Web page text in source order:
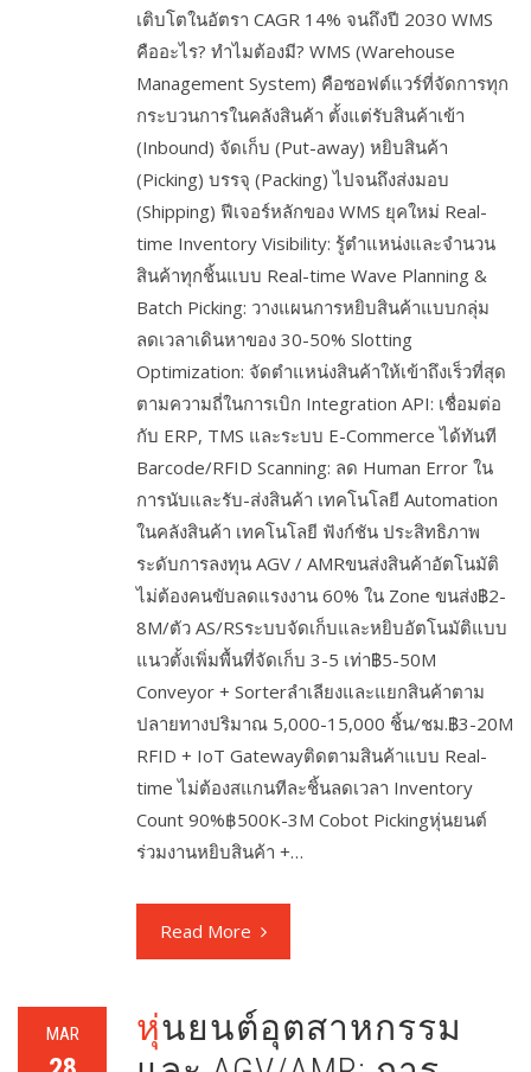
เติบโตในอัตรา CAGR 14% จนถึงปี 2030 WMS
คืออะไร? ทำไมต้องมี? WMS (Warehouse
Management System) คือซอฟต์แวร์ที่จัดการทุก
กระบวนการในคลังสินค้า ตั้งแต่รับสินค้าเข้า
(Inbound) จัดเก็บ (Put-away) หยิบสินค้า
(Picking) บรรจุ (Packing) ไปจนถึงส่งมอบ
(Shipping) ฟีเจอร์หลักของ WMS ยุคใหม่ Real-
time Inventory Visibility: รู้ตำแหน่งและจำนวน
สินค้าทุกชิ้นแบบ Real-time Wave Planning &
Batch Picking: วางแผนการหยิบสินค้าแบบกลุ่ม
ลดเวลาเดินหาของ 30-50% Slotting
Optimization: จัดตำแหน่งสินค้าให้เข้าถึงเร็วที่สุด
ตามความถี่ในการเบิก Integration API: เชื่อมต่อ
กับ ERP, TMS และระบบ E-Commerce ได้ทันที
Barcode/RFID Scanning: ลด Human Error ใน
การนับและรับ-ส่งสินค้า เทคโนโลยี Automation
ในคลังสินค้า เทคโนโลยี ฟังก์ชัน ประสิทธิภาพ
ระดับการลงทุน AGV / AMRขนส่งสินค้าอัตโนมัติ
ไม่ต้องคนขับลดแรงงาน 60% ใน Zone ขนส่ง฿2-
8M/ตัว AS/RSระบบจัดเก็บและหยิบอัตโนมัติแบบ
แนวตั้งเพิ่มพื้นที่จัดเก็บ 3-5 เท่า฿5-50M
Conveyor + Sorterลำเลียงและแยกสินค้าตาม
ปลายทางปริมาณ 5,000-15,000 ชิ้น/ชม.฿3-20M
RFID + IoT Gatewayติดตามสินค้าแบบ Real-
time ไม่ต้องสแกนทีละชิ้นลดเวลา Inventory
Count 90%฿500K-3M Cobot Pickingหุ่นยนต์
ร่วมงานหยิบสินค้า +…
Read More
MAR
หุ่นยนต์อุตสาหกรรม